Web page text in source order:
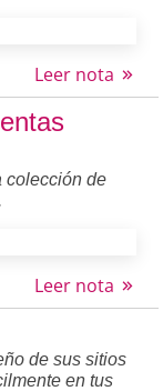
Leer nota
colección de
Leer nota
de sus sitios
en tus